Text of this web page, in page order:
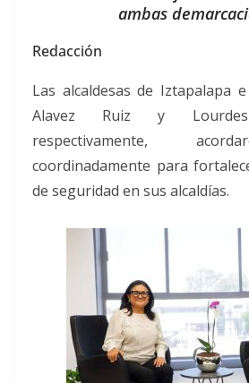
ambas
Redacción
Las alcaldesas de Iztapalapa
Alavez Ruiz y
respectivamente,
coordinadamente para
de seguridad en sus alcaldías.